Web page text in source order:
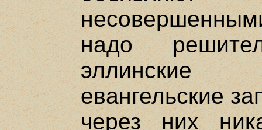
надо
эллинские
евангельские
через них